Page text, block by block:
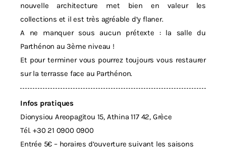
nouvelle architecture met bien en valeur les
collections et il est très agréable d’y flaner.
A ne manquer sous aucun prétexte : la salle du
Parthénon au 3ème niveau !
Et pour terminer vous pourrez toujours vous restaurer
sur la terrasse face au Parthénon.
Infos pratiques
Dionysiou Areopagitou 15, Athina 117 42, Grèce
Tél. +30 21 0900 0900
Entrée 5€ – horaires d’ouverture suivant les saisons